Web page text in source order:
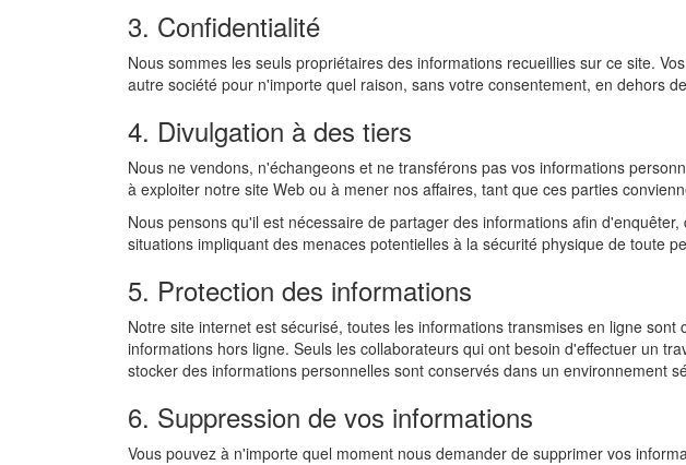
3. Confidentialité
Nous sommes les seuls propriétaires des informations recueillies sur ce site.
autre société pour n'importe quel raison, sans votre consentement, en dehors
4. Divulgation à des tiers
Nous ne vendons, n'échangeons et ne transférons pas vos informations
à exploiter notre site Web ou à mener nos affaires, tant que ces parties
Nous pensons qu'il est nécessaire de partager des informations afin
situations impliquant des menaces potentielles à la sécurité physique de toute
5. Protection des informations
Notre site internet est sécurisé, toutes les informations transmises en ligne
informations hors ligne. Seuls les collaborateurs qui ont besoin d'effectuer un
stocker des informations personnelles sont conservés dans un environnement
6. Suppression de vos informations
Vous pouvez à n'importe quel moment nous demander de supprimer vos